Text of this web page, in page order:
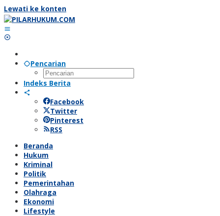
Lewati ke konten
Pencarian
Indeks Berita
Facebook
Twitter
Pinterest
RSS
Beranda
Hukum
Kriminal
Politik
Pemerintahan
Olahraga
Ekonomi
Lifestyle